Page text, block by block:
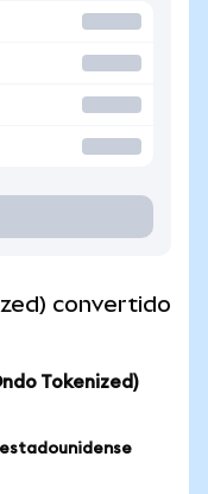
convertido
Tokenized)